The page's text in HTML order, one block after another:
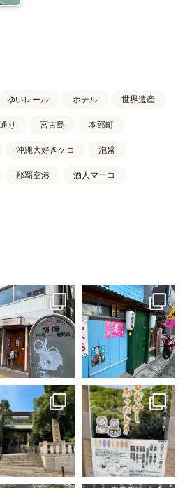
ゆいレール ホテル 世界遺産
り 宮古島 本部町
沖縄大好きケコ 泡盛
那覇空港 酒人マーコ